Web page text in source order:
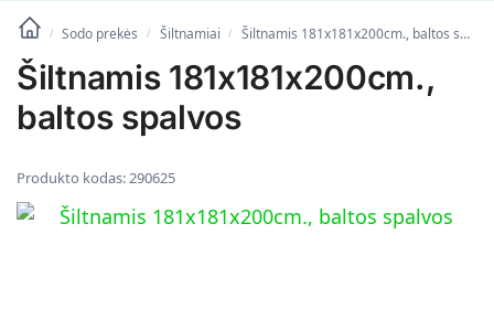
/ Sodo prekės / Šiltnamiai / Šiltnamis 181x181x200cm., baltos spalvos
Šiltnamis 181x181x200cm.,
baltos spalvos
Produkto kodas:290625